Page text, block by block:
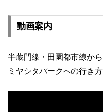
動画案内
半蔵門線・田園都市線から
ミヤシタパークへの行き方